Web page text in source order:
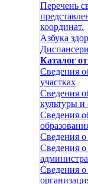
Перечень
координат.
Азбука
Каталог
Сведения
участках
Сведения
культуры и
Сведения
Сведения
Сведения о
Сведения